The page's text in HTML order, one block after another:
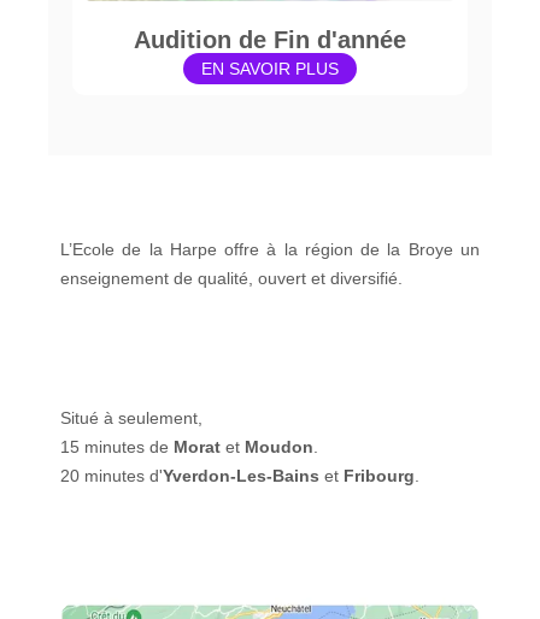
Audition de Fin d'année
EN SAVOIR PLUS
L’Ecole de la Harpe offre à la région de la Broye un
enseignement de qualité, ouvert et diversifié.
Situé à seulement,
15 minutes de Morat et Moudon
20 minutes d'Yverdon-Les-Bains et Fribourg